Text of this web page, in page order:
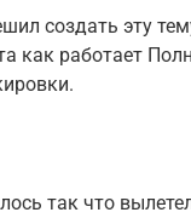
создать эту
как работает
так что